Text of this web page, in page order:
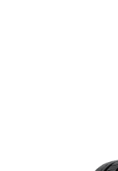
康安全体系认证。产品